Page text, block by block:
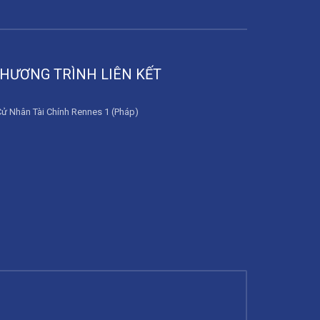
TRÌNH LIÊN KẾT
Nhân Tài Chính Rennes 1 (Pháp)